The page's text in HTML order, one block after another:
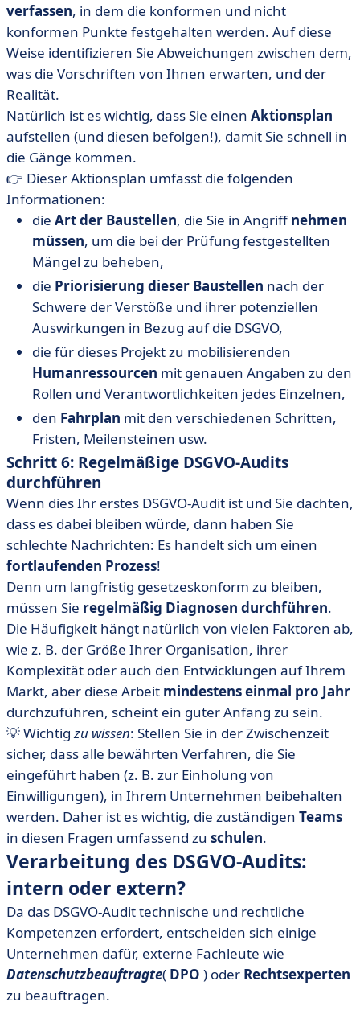
verfassen, in dem die konformen und nicht
konformen Punkte festgehalten werden. Auf diese
Weise identifizieren Sie Abweichungen zwischen dem,
was die Vorschriften von Ihnen erwarten, und der
Realität.
Natürlich ist es wichtig, dass Sie einen Aktionsplan
aufstellen (und diesen befolgen!), damit Sie schnell in
die Gänge kommen.
👉 Dieser Aktionsplan umfasst die folgenden
Informationen:
die Art der Baustellen, die Sie in Angriffnehmen
müssen, um die bei der Prüfung festgestellten
Mängel zu beheben,
die Priorisierung dieser Baustellen nach der
Schwere der Verstöße und ihrer potenziellen
Auswirkungen in Bezug auf die DSGVO,
die für dieses Projekt zu mobilisierenden
Humanressourcen mit genauen Angaben zu den
Rollen und Verantwortlichkeiten jedes Einzelnen,
den Fahrplan mit den verschiedenen Schritten,
Fristen, Meilensteinen usw.
Schritt 6: Regelmäßige DSGVO-Audits
durchführen
Wenn dies Ihr erstes DSGVO-Audit ist und Sie dachten,
dass es dabei bleiben würde, dann haben Sie
schlechte Nachrichten: Es handelt sich um einen
fortlaufenden Prozess!
Denn um langfristig gesetzeskonform zu bleiben,
müssen Sie regelmäßig Diagnosen durchführen.
Die Häufigkeit hängt natürlich von vielen Faktoren ab,
wie z. B. der Größe Ihrer Organisation, ihrer
Komplexität oder auch den Entwicklungen auf Ihrem
Markt, aber diese Arbeit mindestens einmal pro Jahr
durchzuführen, scheint ein guter Anfang zu sein.
💡 Wichtigzu wissen: Stellen Sie in der Zwischenzeit
sicher, dass alle bewährten Verfahren, die Sie
eingeführt haben (z. B. zur Einholung von
Einwilligungen), in Ihrem Unternehmen beibehalten
werden. Daher ist es wichtig, die zuständigen Teams
in diesen Fragen umfassend zu schulen.
Verarbeitung des DSGVO-Audits:
intern oder extern?
Da das DSGVO-Audit technische und rechtliche
Kompetenzen erfordert, entscheiden sich einige
Unternehmen dafür, externe Fachleute wie
Datenschutzbeauftragte( DPO ) oder Rechtsexperten
zu beauftragen.